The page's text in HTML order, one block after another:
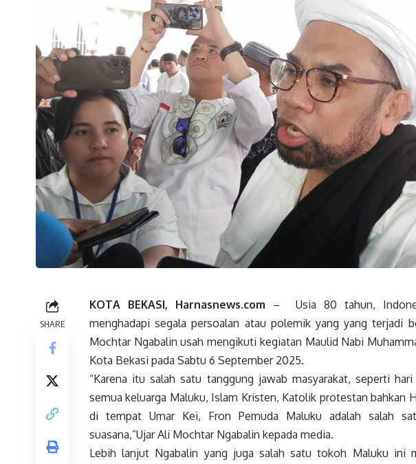
SHARE
KOTA BEKASI, Harnasnews.com – Usia 80 tahun,
menghadapi segala persoalan atau polemik yang yang terjadi
Mochtar Ngabalin usah mengikuti kegiatan Maulid Nabi
Kota Bekasi pada Sabtu 6 September 2025.
“Karena itu salah satu tanggung jawab masyarakat, seperti
semua keluarga Maluku, Islam Kristen, Katolik protestan bahkan
di tempat Umar Kei, Fron Pemuda Maluku adalah salah
suasana,”Ujar Ali Mochtar Ngabalin kepada media.
Lebih lanjut Ngabalin yang juga salah satu tokoh Maluku ini